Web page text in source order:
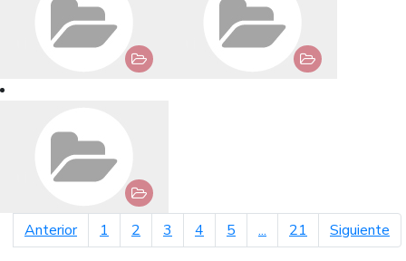
Anteriorpágina anterior
1 2 3 4 5 ... 21 Siguiente